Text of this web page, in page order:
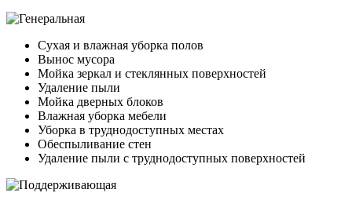
Сухая и влажная уборка полов
Вынос мусора
Мойка зеркал и стеклянных поверхностей
Удаление пыли
Мойка дверных блоков
Влажная уборка мебели
Уборка в труднодоступных местах
Обеспыливание стен
Удаление пыли с труднодоступных поверхностей